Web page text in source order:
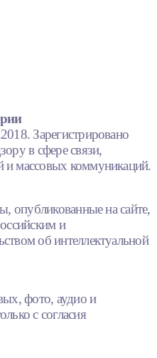
Зарегистрировано
в сфере связи,
массовых коммуникаций.
опубликованные на сайте,
и
об интеллектуальной
фото, аудио и
с согласия